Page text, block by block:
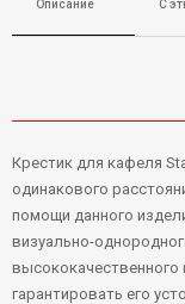
Описание С
Крестик для кафеля
одинакового
помощи данного
визуально-
высококачественного
гарантировать его